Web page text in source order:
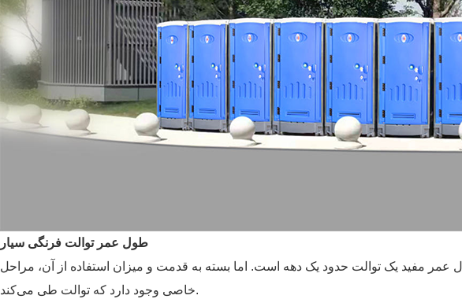
طول عمر توالت فرنگی سیار
عمر مفید یک توالت حدود یک دهه است. اما بسته به قدمت و میزان استفاده از آن، مراحل
خاصی وجود دارد که توالت طی می‌کند.